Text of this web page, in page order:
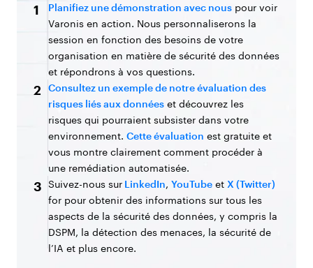
1 Planifiez une démonstration avec nous pour voir
Varonis en action. Nous personnaliserons la
session en fonction des besoins de votre
organisation en matière de sécurité des données
et répondrons à vos questions.
2
Consultez un exemple de notre évaluation des
risques liés aux données et découvrez les
risques qui pourraient subsister dans votre
environnement. Cette évaluation est gratuite et
vous montre clairement comment procéder à
une remédiation automatisée.
3 Suivez-nous sur LinkedIn, YouTube et X (Twitter)
for pour obtenir des informations sur tous les
aspects de la sécurité des données, y compris la
DSPM, la détection des menaces, la sécurité de
l’IA et plus encore.